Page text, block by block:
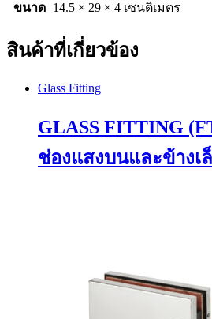
ขนาด 14.5 × 29 × 4 เซนติเมตร
สินค้าที่เกี่ยวข้อง
Glass Fitting
GLASS FITTING
ช่องแสงบนและข้างเ